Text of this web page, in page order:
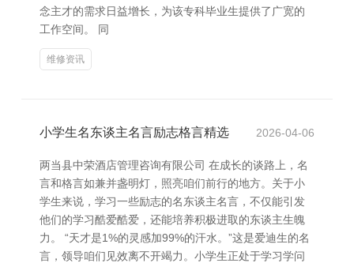
念主才的需求日益增长，为该专科毕业生提供了广宽的
工作空间。 同
维修资讯
小学生名东谈主名言励志格言精选 2026-04-06
两当县中荣酒店管理咨询有限公司 在成长的谈路上，名
言和格言如兼并盏明灯，照亮咱们前行的地方。关于小
学生来说，学习一些励志的名东谈主名言，不仅能引发
他们的学习酷爱酷爱，还能培养积极进取的东谈主生魄
力。 “天才是1%的灵感加99%的汗水。”这是爱迪生的名
言，领导咱们见效离不开竭力。小学生正处于学习学问